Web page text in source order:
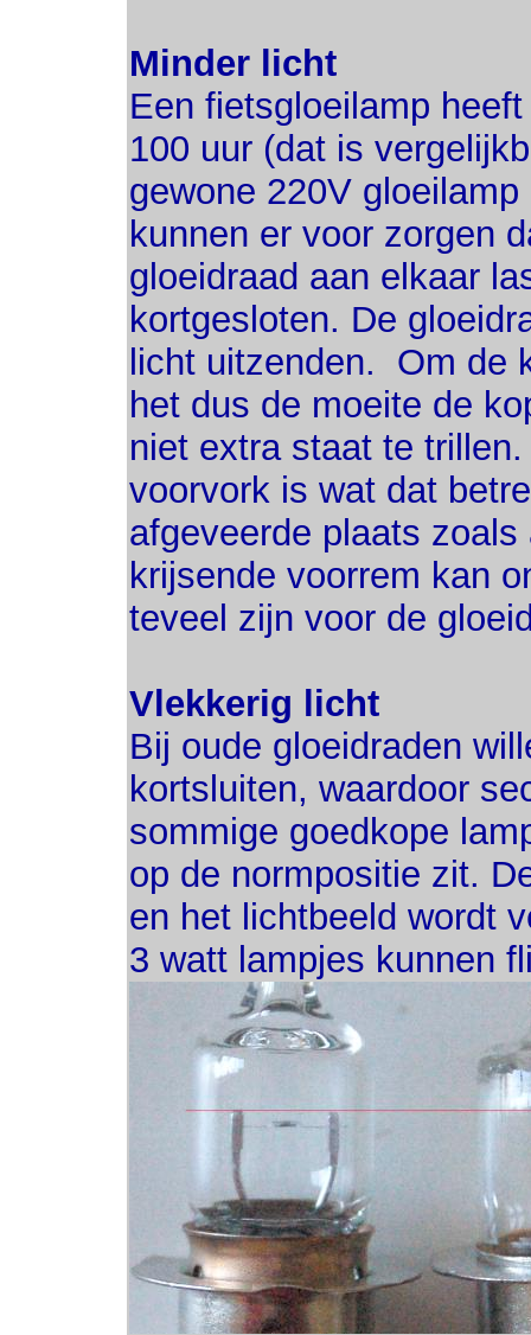
Minder licht
Een fietsgloeilamp
100 uur (dat is
gewone 220V
kunnen er voor zorgen
gloeidraad aan elkaar
kortgesloten. De
licht uitzenden. Om de
het dus de moeite de
niet extra staat te
voorvork is wat dat
afgeveerde plaats
krijsende voorrem kan
teveel zijn voor de
Vlekkerig licht
Bij oude gloeidraden
kortsluiten, waardoor
sommige goedkope
op de normpositie zit.
en het lichtbeeld wordt
3 watt lampjes kunnen